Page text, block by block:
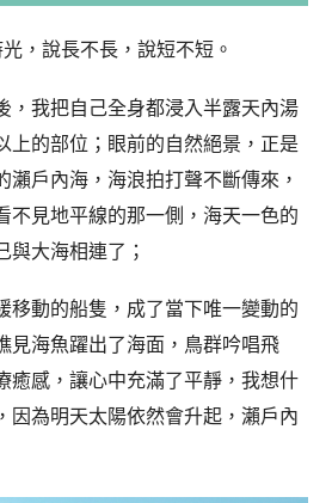
，說長不長，說短不短。
，我把自己全身都浸入半露天內湯
上的部位；眼前的自然絕景，正是
瀨戶內海，海浪拍打聲不斷傳來，
不見地平線的那一側，海天一色的
與大海相連了；
移動的船隻，成了當下唯一變動的
見海魚躍出了海面，鳥群吟唱飛
癒感，讓心中充滿了平靜，我想什
因為明天太陽依然會升起，瀨戶內